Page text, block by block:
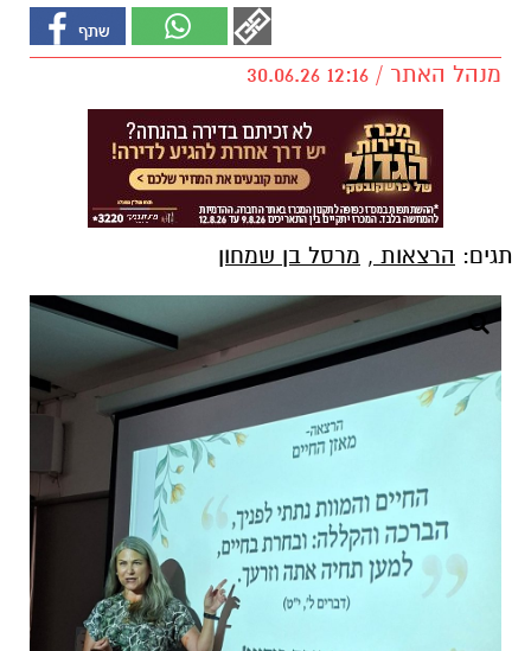
מנהל האתר / 12:16 30.06.26
תגים: הרצאות , מרסל בן שמחון